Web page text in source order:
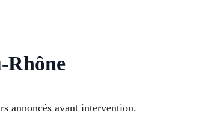
Rhône
annoncés avant intervention.